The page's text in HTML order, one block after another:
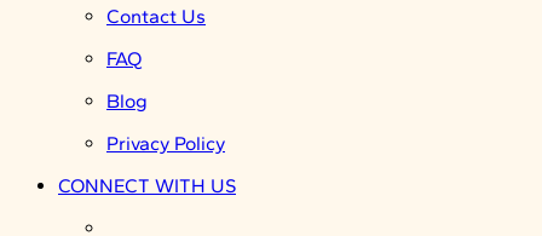
Contact Us
FAQ
Blog
Privacy Policy
CONNECT WITH US